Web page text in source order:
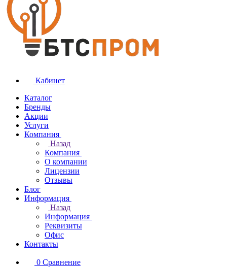
Кабинет
Каталог
Бренды
Акции
Услуги
Компания
Назад
Компания
О компании
Лицензии
Отзывы
Блог
Информация
Назад
Информация
Реквизиты
Офис
Контакты
0 Сравнение